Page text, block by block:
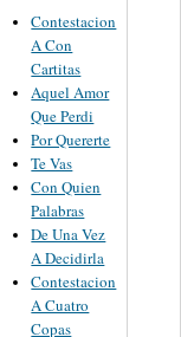
Contestacion
A Con
Cartitas
Aquel Amor
Que Perdi
Por Quererte
Te Vas
Con Quien
Palabras
De Una Vez
A Decidirla
Contestacion
A Cuatro
Copas